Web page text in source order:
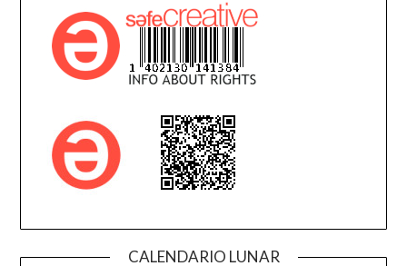
CALENDARIO LUNAR